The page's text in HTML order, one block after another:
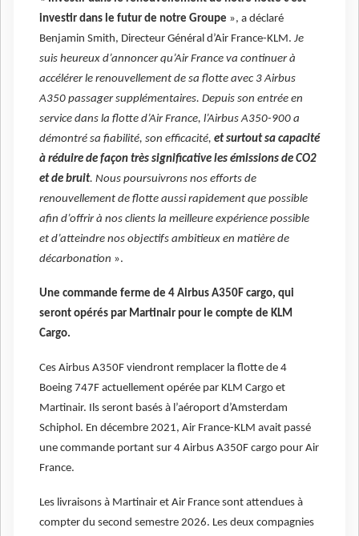
investir dans le futur de notre Groupe », a déclaré
Benjamin Smith, Directeur Général d’Air France-KLM. Je
suis heureux d’annoncer qu’Air France va continuer à
accélérer le renouvellement de sa flotte avec 3 Airbus
A350 passager supplémentaires. Depuis son entrée en
service dans la flotte d’Air France, l’Airbus A350-900 a
démontré sa fiabilité, son efficacité, et surtout sa capacité
à réduire de façon très significative les émissions de CO2
et de bruit. Nous poursuivrons nos efforts de
renouvellement de flotte aussi rapidement que possible
afin d’offrir à nos clients la meilleure expérience possible
et d’atteindre nos objectifs ambitieux en matière de
décarbonation ».
Une commande ferme de 4 Airbus A350F cargo, qui
seront opérés par Martinair pour le compte de KLM
Cargo.
Ces Airbus A350F viendront remplacer la flotte de 4
Boeing 747F actuellement opérée par KLM Cargo et
Martinair. Ils seront basés à l’aéroport d’Amsterdam
Schiphol. En décembre 2021, Air France-KLM avait passé
une commande portant sur 4 Airbus A350F cargo pour Air
France.
Les livraisons à Martinair et Air France sont attendues à
compter du second semestre 2026. Les deux compagnies